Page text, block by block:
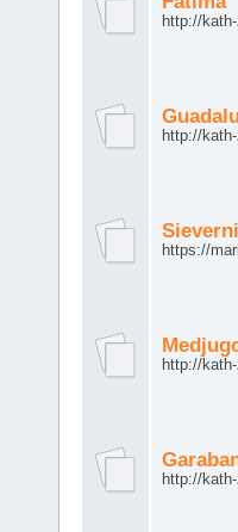
http://
http://
https://
http://
http://